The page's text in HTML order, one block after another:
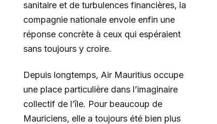
sanitaire et de turbulences financières, la
compagnie nationale envoie enfin une
réponse concrète à ceux qui espéraient
sans toujours y croire.
Depuis longtemps, Air Mauritius occupe
une place particulière dans l’imaginaire
collectif de l’île. Pour beaucoup de
Mauriciens, elle a toujours été bien plus